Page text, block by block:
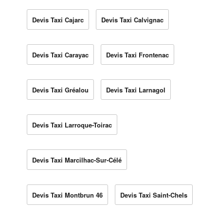
Devis Taxi Cajarc Devis Taxi Calvignac
Devis Taxi Carayac Devis Taxi Frontenac
Devis Taxi Gréalou Devis Taxi Larnagol
Devis Taxi Larroque-Toirac
Devis Taxi Marcilhac-Sur-Célé
Devis Taxi Montbrun 46 Devis Taxi Saint-Chels